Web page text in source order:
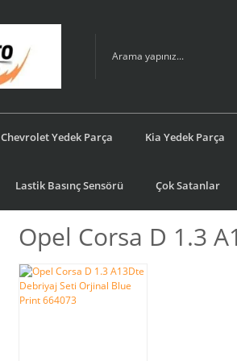
Chevrolet Yedek Parça Kia Yedek Parça
Lastik Basınç Sensörü Çok Satanlar
Opel Corsa D 1.3